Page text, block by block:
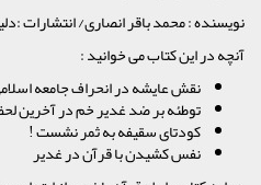
نویسنده : محمد باقر انصاری/ انتشارات
آنچه در این کتاب می خوانید :
نقش عایشه در انحراف جامعه
توطئه بر ضد غدیر خم در آخرین
کودتای سقیفه به ثمر نشست !
نفس کشیدن با قرآن در غدیر